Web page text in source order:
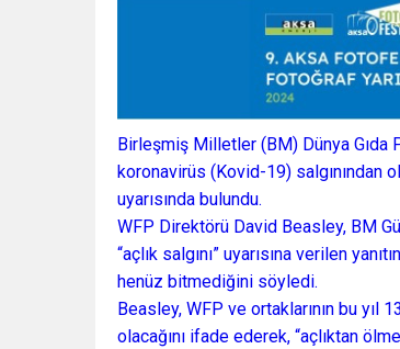
Birleşmiş Milletler (BM) Dünya Gıda
koronavirüs (Kovid-19) salgınından
uyarısında bulundu.
WFP Direktörü David Beasley, BM
“açlık salgını” uyarısına verilen
henüz bitmediğini söyledi.
Beasley, WFP ve ortaklarının bu yıl
olacağını ifade ederek, “açlıktan